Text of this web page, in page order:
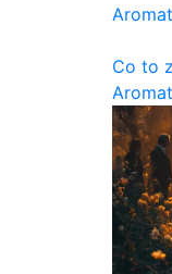
Co to